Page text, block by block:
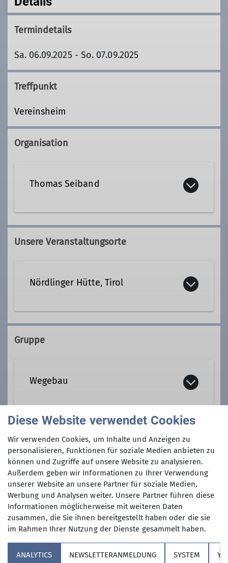
Termindetails
Sa. 06.09.2025 - So. 07.09.2025
Treffpunkt
Vereinsheim
Organisation
Thomas Seiband
thomas.seiband@dav-
noerdlingen.de
Qualifikationen
Unsere Veranstaltungsorte
Nördlinger Hütte, Tirol
Gruppe
Wegebau
So funktioniert's:
Du kannst dich für einen
Arbeitseinsatz rund um unser Netz aus
Bergwegen und alpinen Steigen
begeistern und bringst ein gewisses
Maß an Ausdauer und
handwerklichem Geschick mit? Dann
melde dich gern bei Thomas unter
wegewart@dav-noerdlingen.de.
Unsere Sektion betreut ein Wegenetz
Anmeldung
Anmeldung möglichst bis 30.08.2025
Diese Website verwendet Cookies
Wir verwenden Cookies, um Inhalte und Anzeigen zu
personalisieren, Funktionen für soziale Medien anbieten zu
können und Zugriffe auf unsere Website zu analysieren.
Außerdem geben wir Informationen zu Ihrer Verwendung
unserer Website an unsere Partner für soziale Medien,
Werbung und Analysen weiter. Unsere Partner führen diese
Informationen möglicherweise mit weiteren Daten
zusammen, die Sie ihnen bereitgestellt haben oder die sie
im Rahmen Ihrer Nutzung der Dienste gesammelt haben.
ANALYTICS NEWSLETTERANMELDUNG SYSTEM